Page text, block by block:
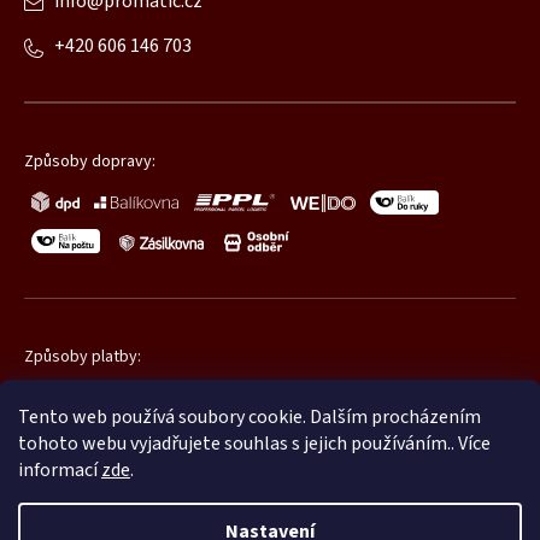
Tento web používá soubory cookie. Dalším procházením
tohoto webu vyjadřujete souhlas s jejich používáním.. Více
informacízde.
Nastavení
+420 606 146 703
Způsoby dopravy:
Způsoby platby: